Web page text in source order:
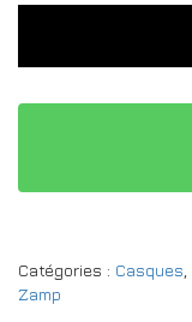
Catégories : Casques
Zamp